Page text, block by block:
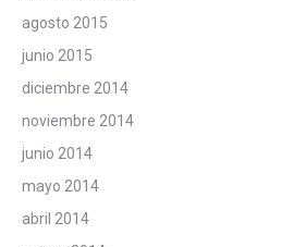
agosto 2015
junio 2015
diciembre 2014
noviembre 2014
junio 2014
mayo 2014
abril 2014